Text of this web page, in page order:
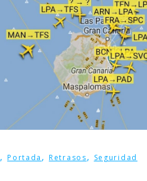
,Portada ,Retrasos, Seguridad